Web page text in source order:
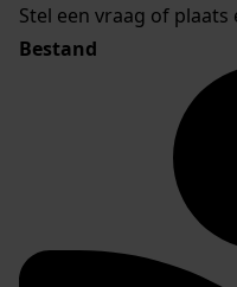
Stel een vraag of
Bestand